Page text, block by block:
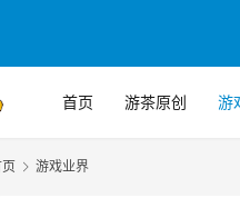
首页 游茶原创 游
游戏业界